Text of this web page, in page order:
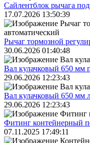
Сайлентблок рычага
17.07.2026 13:50:39
Рычаг тормозной
30.06.2026 01:40:48
Вал кулачковый 650 мм
29.06.2026 12:23:43
Вал кулачковый 650 мм
29.06.2026 12:23:43
Фитинг контейнерный
07.11.2025 17:49:11